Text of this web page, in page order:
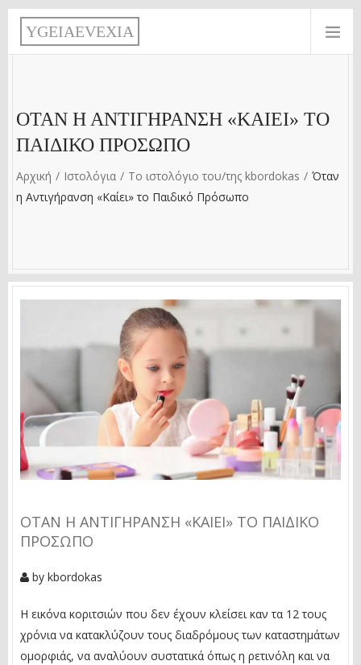
Παράκαμψη προς το κυρίως περιεχόμενο
YGEIAEVEXIA
ΌΤΑΝ Η ΑΝΤΙΓΉΡΑΝΣΗ «ΚΑΊΕΙ» ΤΟ
ΠΑΙΔΙΚΌ ΠΡΌΣΩΠΟ
Αρχική Ιστολόγια Το ιστολόγιο του/της kbordokas
Όταν
η Αντιγήρανση «Καίει» το Παιδικό Πρόσωπο
ΌΤΑΝ Η ΑΝΤΙΓΉΡΑΝΣΗ «ΚΑΊΕΙ» ΤΟ ΠΑΙΔΙΚΌ
ΠΡΌΣΩΠΟ
by kbordokas
Η εικόνα κοριτσιών που δεν έχουν κλείσει καν τα 12 τους
χρόνια να κατακλύζουν τους διαδρόμους των καταστημάτων
ομορφιάς, να αναλύουν συστατικά όπως η ρετινόλη και να